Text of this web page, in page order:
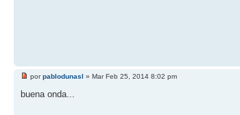
porpablodunasl » Mar Feb 25, 2014 8:02 pm
buena onda...